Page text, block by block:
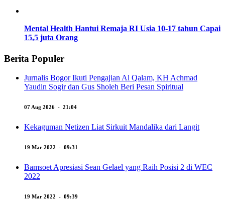
Mental Health Hantui Remaja RI Usia 10-17 tahun Capai
15,5 juta Orang
Berita Populer
Jurnalis Bogor Ikuti Pengajian Al Qalam, KH Achmad
Yaudin Sogir dan Gus Sholeh Beri Pesan Spiritual
07 Aug 2026 - 21:04
Kekaguman Netizen Liat Sirkuit Mandalika dari Langit
19 Mar 2022 - 09:31
Bamsoet Apresiasi Sean Gelael yang Raih Posisi 2 di WEC
2022
19 Mar 2022 - 09:39